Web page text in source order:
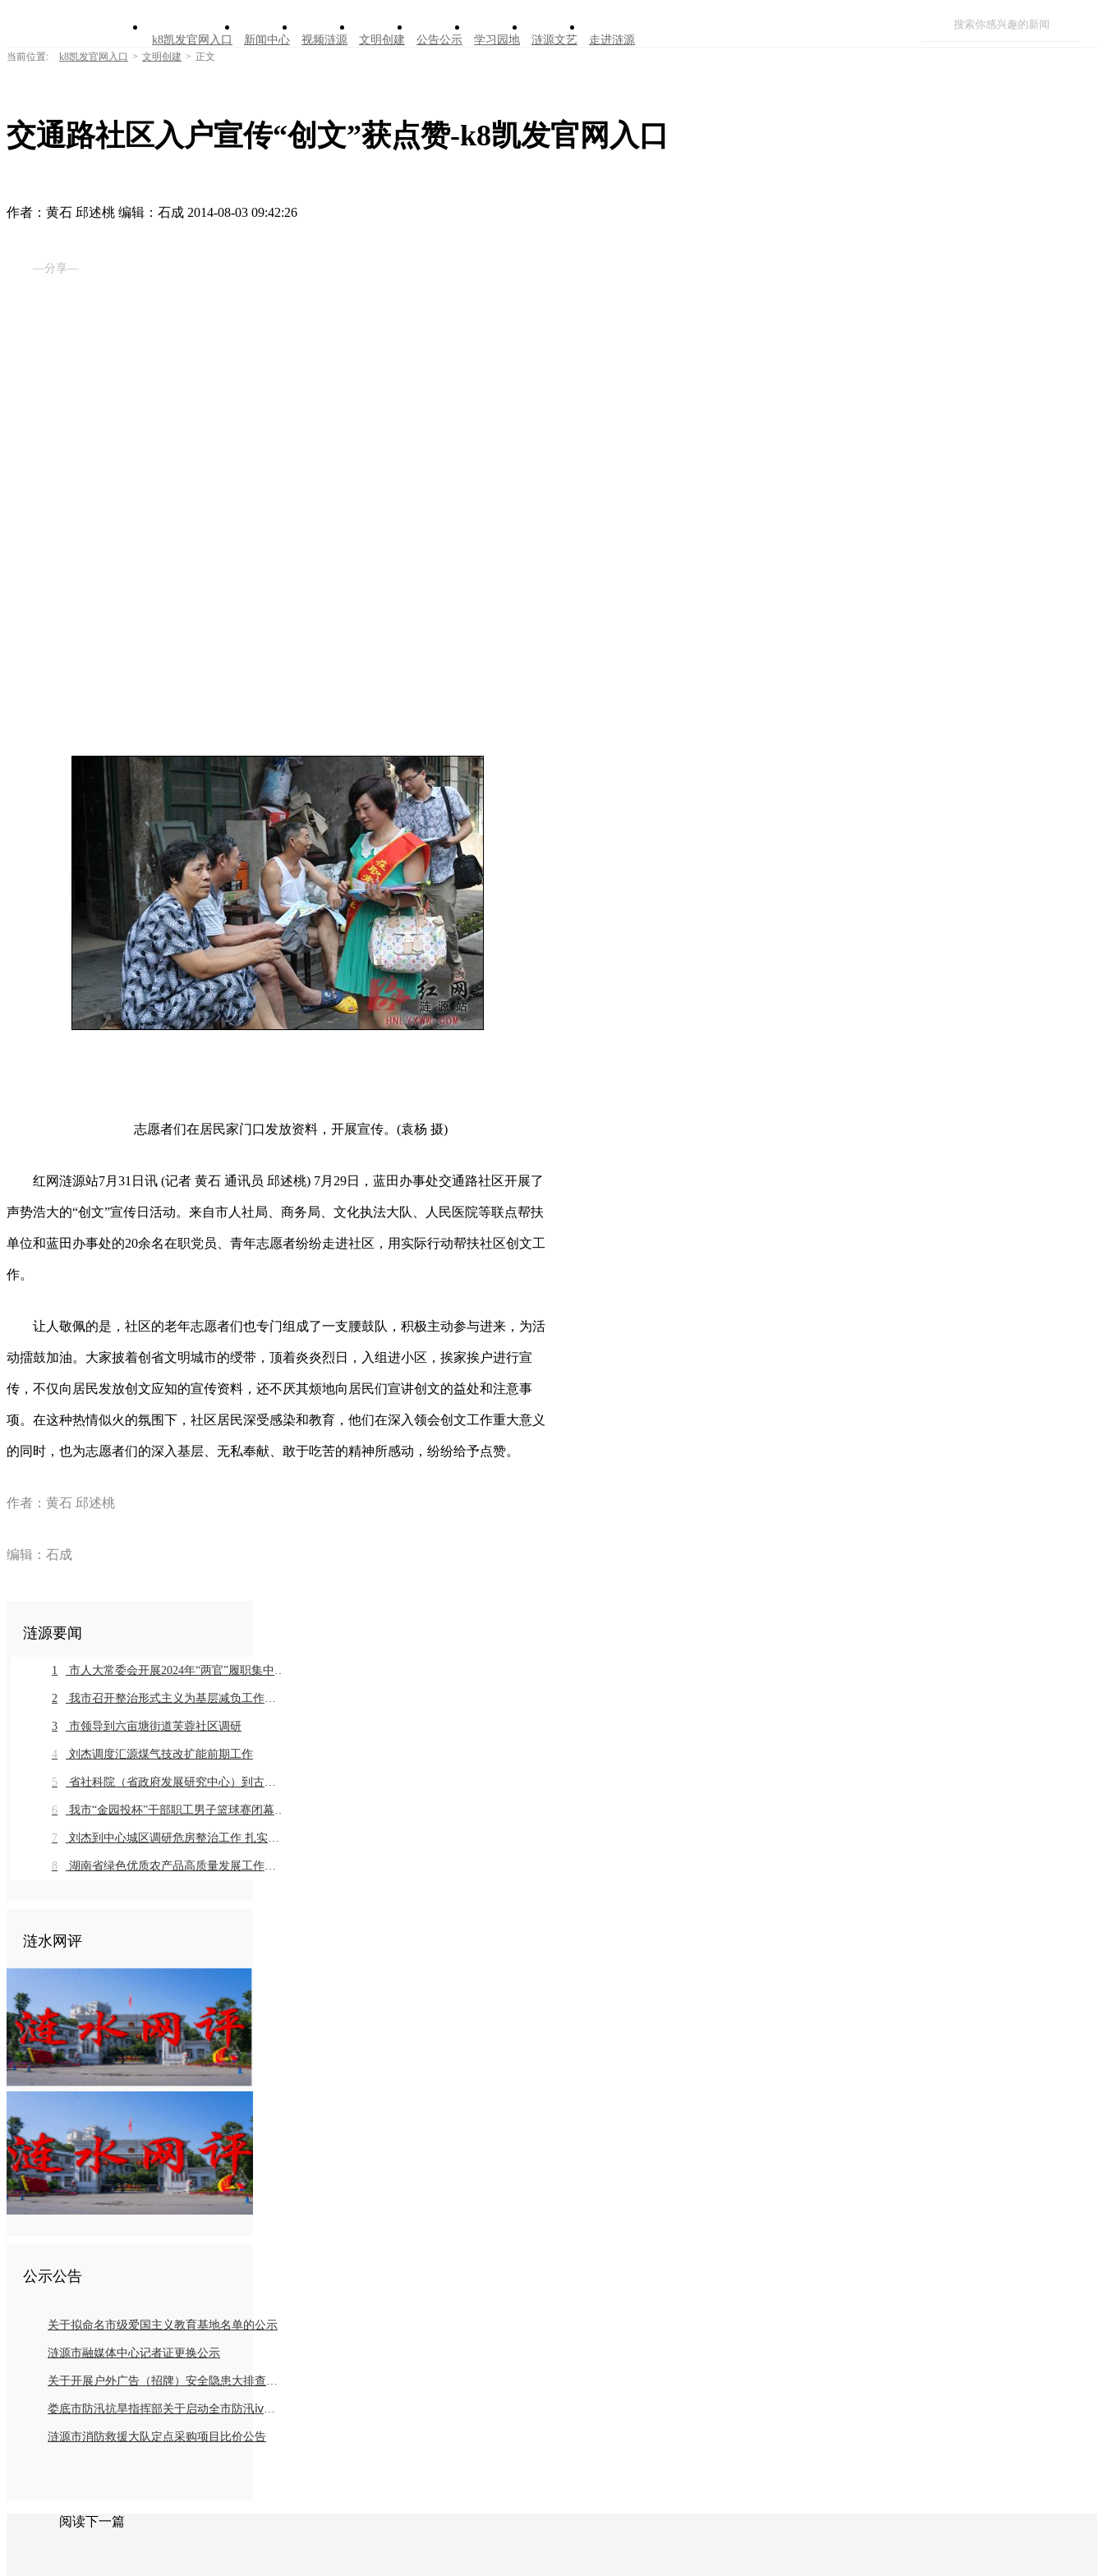
k8凯发官网入口 新闻中心 视频涟源 文明创建 公告公示 学习园地 涟源文艺 走进涟源
当前位置: k8凯发官网入口 > 文明创建 > 正文
交通路社区入户宣传“创文”获点赞-k8凯发官网入口
作者：黄石 邱述桃 编辑：石成 2014-08-03 09:42:26
—分享—
志愿者们在居民家门口发放资料，开展宣传。(袁杨 摄)
红网涟源站7月31日讯 (记者 黄石 通讯员 邱述桃) 7月29日，蓝田办事处交通路社区开展了
声势浩大的“创文”宣传日活动。来自市人社局、商务局、文化执法大队、人民医院等联点帮扶
单位和蓝田办事处的20余名在职党员、青年志愿者纷纷走进社区，用实际行动帮扶社区创文工
作。
让人敬佩的是，社区的老年志愿者们也专门组成了一支腰鼓队，积极主动参与进来，为活
动擂鼓加油。大家披着创省文明城市的绶带，顶着炎炎烈日，入组进小区，挨家挨户进行宣
传，不仅向居民发放创文应知的宣传资料，还不厌其烦地向居民们宣讲创文的益处和注意事
项。在这种热情似火的氛围下，社区居民深受感染和教育，他们在深入领会创文工作重大意义
的同时，也为志愿者们的深入基层、无私奉献、敢于吃苦的精神所感动，纷纷给予点赞。
作者：黄石 邱述桃
编辑：石成
涟源要闻
1 市人大常委会开展2024年“两官”履职集中评议
2 我市召开整治形式主义为基层减负工作推进会暨业务培训会议
3 市领导到六亩塘街道芙蓉社区调研
4 刘杰调度汇源煤气技改扩能前期工作
5 省社科院（省政府发展研究中心）到古仙界村调研乡村振兴工作
6 我市“金园投杯”干部职工男子篮球赛闭幕 市直组高新金园代表队 乡镇组桥头河镇代表队获得冠军
7 刘杰到中心城区调研危房整治工作 扎实推进危房整治工作 切实保障群众住房安全
8 湖南省绿色优质农产品高质量发展工作推进会在我市召开
涟水网评
公示公告
关于拟命名市级爱国主义教育基地名单的公示
涟源市融媒体中心记者证更换公示
关于开展户外广告（招牌）安全隐患大排查倡议书
娄底市防汛抗旱指挥部关于启动全市防汛ⅳ级应急响应的紧急通知
涟源市消防救援大队定点采购项目比价公告
阅读下一篇